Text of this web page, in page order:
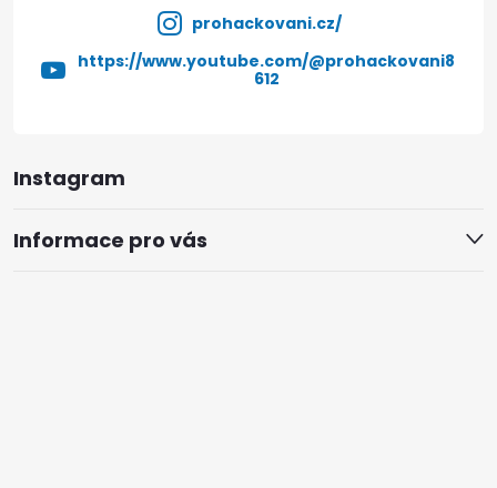
Instagram
Informace pro vás
prohackovani.cz/
https://www.youtube.com/@prohackovani8
612